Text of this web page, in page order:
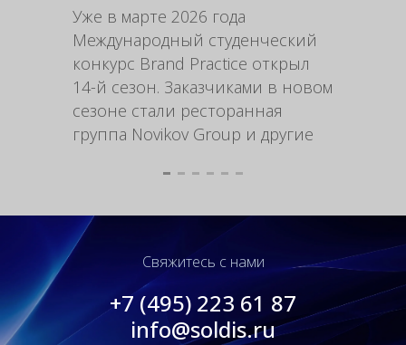
Уже в марте 2026 года
Международный студенческий
конкурс Brand Practice открыл
14-й сезон. Заказчиками в новом
сезоне стали ресторанная
группа Novikov Group и другие
Свяжитесь с нами
+7 (495) 223 61 87
info@soldis.ru